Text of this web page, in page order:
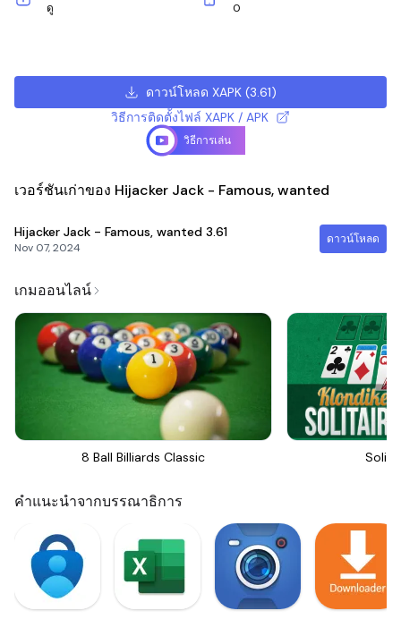
ดู 0
ดาวน์โหลด XAPK(3.61)
วิธีการติดตั้งไฟล์ XAPK / APK
วิธีการเล่น
เวอร์ชันเก่าของ Hijacker Jack - Famous, wanted
Hijacker Jack - Famous, wanted 3.61
Nov 07, 2024
ดาวน์โหลด
เกมออนไลน์
8 Ball Billiards Classic
คำแนะนำจากบรรณาธิการ